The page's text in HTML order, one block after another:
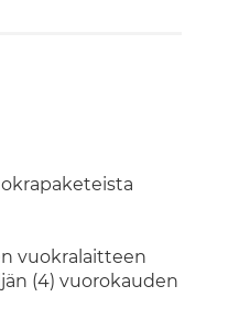
vuokralaitteen
(4) vuorokauden